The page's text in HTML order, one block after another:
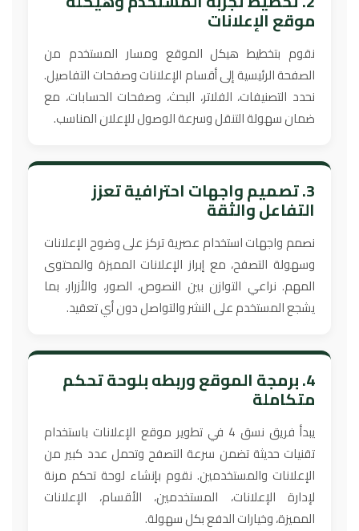
موقع الإعلانات
نقوم بتخطيط هيكل الموقع ومسار المستخدم من
الصفحة الرئيسية إلى أقسام الإعلانات وصفحات التفاصيل.
نحدد التصنيفات، الفلاتر، البحث، وصفحات الحسابات، مع
ضمان سهولة التنقل وسرعة الوصول للإعلان المناسب.
3. تصميم واجهات احترافية تعزز
التفاعل والثقة
نصمم واجهات استخدام عصرية تركز على وضوح الإعلانات
وسهولة التصفح، مع إبراز الإعلانات المميزة والمحتوى
المهم. نراعي التوازن بين النصوص، الصور، والأزرار، بما
يشجع المستخدم على النشر والتواصل دون أي تعقيد.
4. برمجة الموقع وربطه بلوحة تحكم
متكاملة
يبدأ فريق نسق 4 في تطوير موقع الإعلانات باستخدام
تقنيات حديثة تضمن سرعة التصفح وتحمل عدد كبير من
الإعلانات والمستخدمين. نقوم بإنشاء لوحة تحكم مرنة
لإدارة الإعلانات، المستخدمين، الأقسام، الإعلانات
المميزة، وخيارات الدفع بكل سهولة.